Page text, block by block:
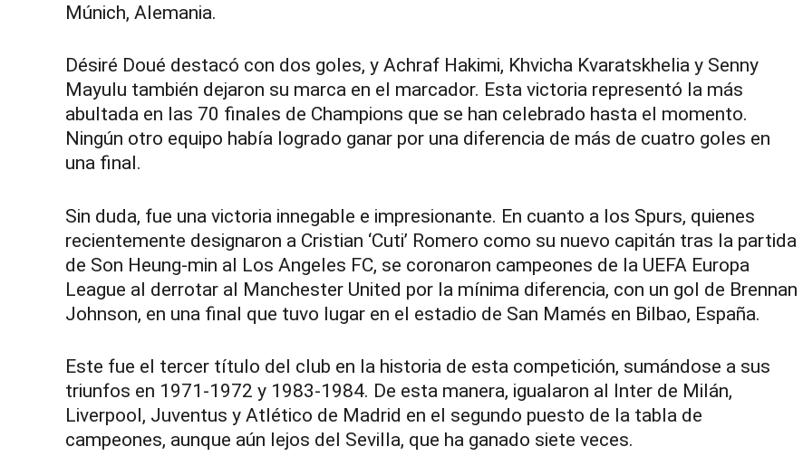
Múnich, Alemania.
Désiré Doué destacó con dos goles, y Achraf Hakimi, Khvicha Kvaratskhelia y Senny
Mayulu también dejaron su marca en el marcador. Esta victoria representó la más
abultada en las 70 finales de Champions que se han celebrado hasta el momento.
Ningún otro equipo había logrado ganar por una diferencia de más de cuatro goles en
una final.
Sin duda, fue una victoria innegable e impresionante. En cuanto a los Spurs, quienes
recientemente designaron a Cristian ‘Cuti’ Romero como su nuevo capitán tras la partida
de Son Heung-min al Los Angeles FC, se coronaron campeones de la UEFA Europa
League al derrotar al Manchester United por la mínima diferencia, con un gol de Brennan
Johnson, en una final que tuvo lugar en el estadio de San Mamés en Bilbao, España.
Este fue el tercer título del club en la historia de esta competición, sumándose a sus
triunfos en 1971-1972 y 1983-1984. De esta manera, igualaron al Inter de Milán,
Liverpool, Juventus y Atlético de Madrid en el segundo puesto de la tabla de
campeones, aunque aún lejos del Sevilla, que ha ganado siete veces.